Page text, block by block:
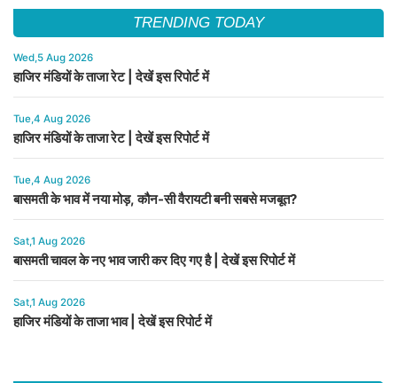
TRENDING TODAY
Wed,5 Aug 2026
हाजिर मंडियों के ताजा रेट | देखें इस रिपोर्ट में
Tue,4 Aug 2026
हाजिर मंडियों के ताजा रेट | देखें इस रिपोर्ट में
Tue,4 Aug 2026
बासमती के भाव में नया मोड़, कौन-सी वैरायटी बनी सबसे मजबूत?
Sat,1 Aug 2026
बासमती चावल के नए भाव जारी कर दिए गए है | देखें इस रिपोर्ट में
Sat,1 Aug 2026
हाजिर मंडियों के ताजा भाव | देखें इस रिपोर्ट में